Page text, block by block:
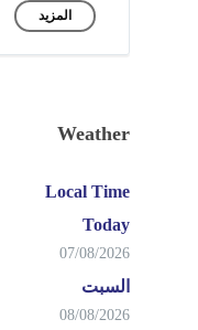
المزيد
Weather
Local Time
Today
07/08/2026
السبت
08/08/2026